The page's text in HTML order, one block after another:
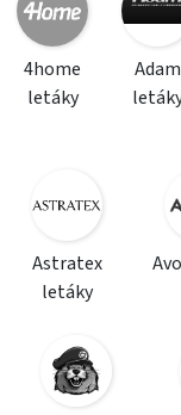
4home
letáky
Adam
Astratex
letáky